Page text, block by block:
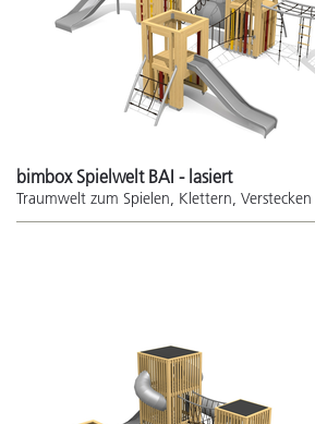
bimbox Spielwelt BAI - lasiert
Traumwelt zum Spielen, Klettern,